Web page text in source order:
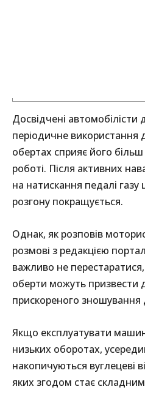
Досвідчені
періодичне використання
обертах сприяє його більш
роботі. Після активних
на натискання педалі
розгону покращується.
Однак, як розповів
розмові з редакцією
важливо не
оберти можуть призвести
прискореного
Якщо експлуатувати
низьких оборотах,
накопичуються вуглецеві
яких згодом стає